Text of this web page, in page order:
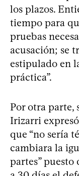
los plazos.
tiempo para
pruebas
acusación; se
estipulado en
práctica”.
Por otra parte,
Irizarri
que “no sería
cambiara la
partes” puesto